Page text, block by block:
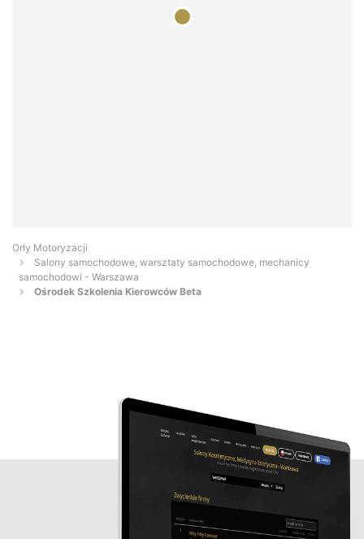
Orły Motoryzacji
Salony samochodowe, warsztaty samochodowe, mechanicy
samochodowi - Warszawa
Ośrodek Szkolenia Kierowców Beta